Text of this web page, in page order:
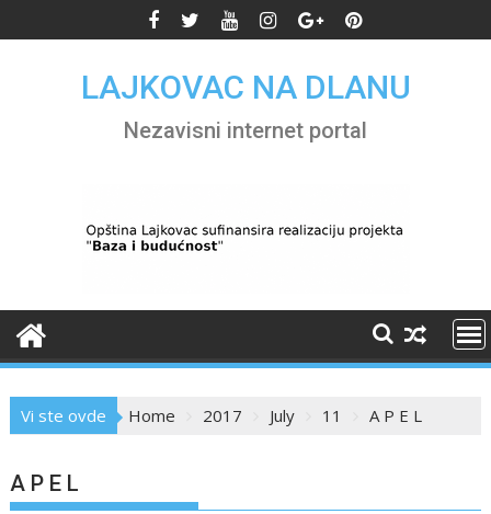
to
LAJKOVAC NA DLANU
Nezavisni internet portal
Vi ste ovde Home 2017 July 11 A P E L
A P E L